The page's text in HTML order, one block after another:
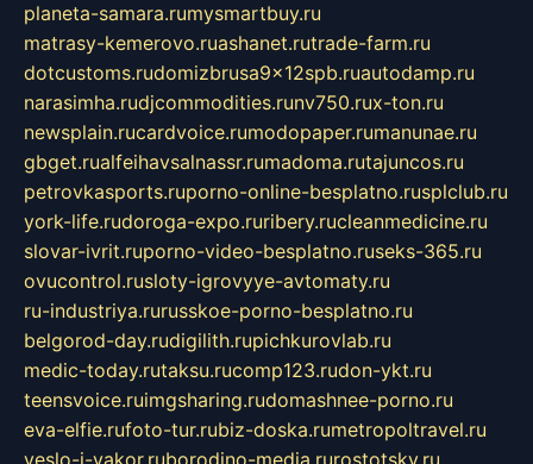
planeta-samara.rumysmartbuy.ru
matrasy-kemerovo.ruashanet.rutrade-farm.ru
dotcustoms.rudomizbrusa9x12spb.ruautodamp.ru
narasimha.rudjcommodities.runv750.rux-ton.ru
newsplain.rucardvoice.rumodopaper.rumanunae.ru
gbget.rualfeihavsalnassr.rumadoma.rutajuncos.ru
petrovkasports.ruporno-online-besplatno.rusplclub.ru
york-life.rudoroga-expo.ruribery.rucleanmedicine.ru
slovar-ivrit.ruporno-video-besplatno.ruseks-365.ru
ovucontrol.rusloty-igrovyye-avtomaty.ru
ru-industriya.rurusskoe-porno-besplatno.ru
belgorod-day.rudigilith.rupichkurovlab.ru
medic-today.rutaksu.rucomp123.rudon-ykt.ru
teensvoice.ruimgsharing.rudomashnee-porno.ru
eva-elfie.rufoto-tur.rubiz-doska.rumetropoltravel.ru
veslo-i-yakor.ruborodino-media.rurostotsky.ru